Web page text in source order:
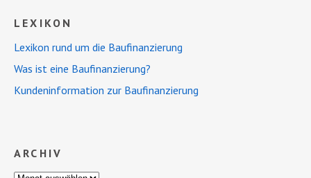
LEXIKON
Lexikon rund um die Baufinanzierung
Was ist eine Baufinanzierung?
Kundeninformation zur Baufinanzierung
ARCHIV